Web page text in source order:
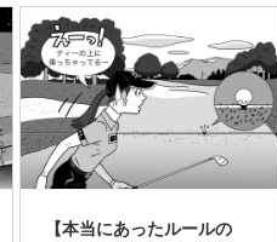
【本当にあったルールの